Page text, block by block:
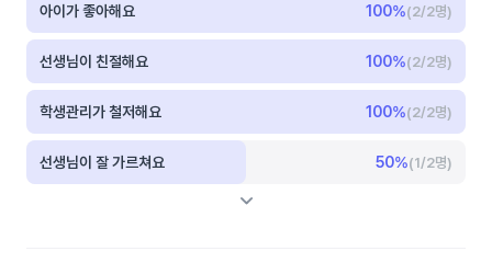
아이가 좋아해요 100%(2/2명)
선생님이 친절해요 100%(2/2명)
학생관리가 철저해요 100%(2/2명)
선생님이 잘 가르쳐요 50%(1/2명)